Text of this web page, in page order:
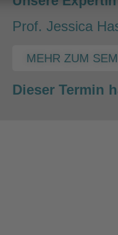
Prof. Jessica
MEHR ZUM
Dieser Termin